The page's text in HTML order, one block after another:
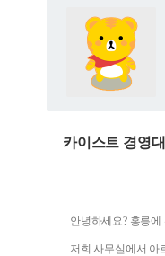
카이스트 경영
안녕하세요? 홍릉
저희 사무실에서 아